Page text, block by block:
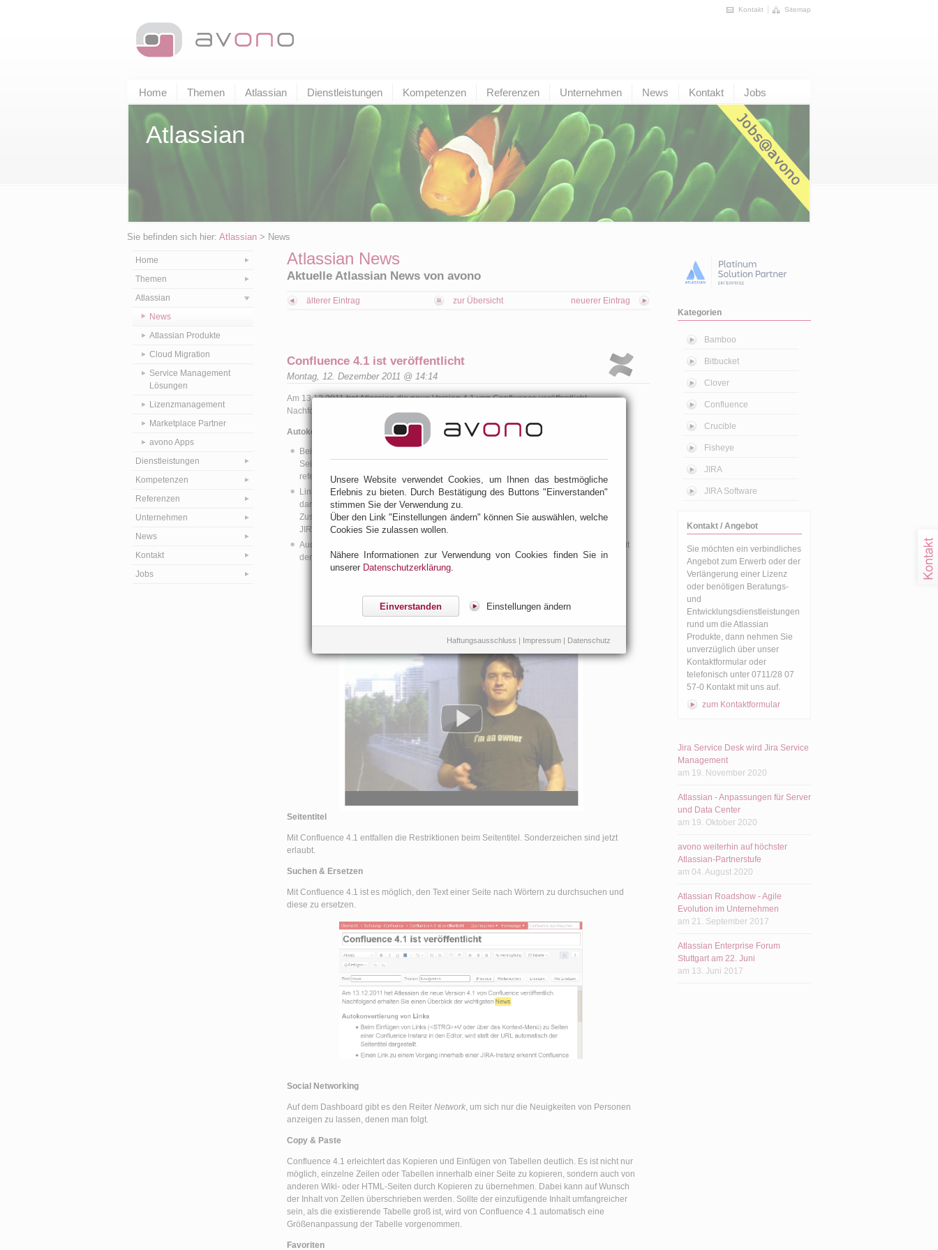
Kontakt Sitemap
Home Themen Atlassian Dienstleistungen Kompetenzen Referenzen Unternehmen News Kontakt Jobs
Atlassian
Sie befinden sich hier: Atlassian > News
Home
Themen
Atlassian
News
Atlassian Produkte
Cloud Migration
Service Management
Lösungen
Lizenzmanagement
Marketplace Partner
avono Apps
Dienstleistungen
Kompetenzen
Referenzen
Unternehmen
News
Kontakt
Jobs
Atlassian News
Aktuelle Atlassian News von avono
älterer Eintrag neuerer Eintrag
zur Übersicht
Confluence 4.1 ist veröffentlicht
Montag, 12. Dezember 2011 @ 14:14
Am 13.12.2011 hat Atlassian die neue Version 4.1 von Confluence veröffentlicht.
Nachfolgend erhalten Sie einen Überblick der wichtigsten Neuerungen.
Autokonvertierung von Links
Beim Einfügen von Links (<STRG>+V oder über das Kontext-Menü) zu anderen Wiki-
Seiten wird statt der URL automatisch der Seitentitel dargestellt. Benennt man die
referenzierten Seiten um, so wird der Link automatisch angepasst.
Links zu Vorgängen im JIRA werden ebenfalls erkannt und als als JIRA-Makro
dargestellt. Der Leser erhält damit zum Schlüssel des Vorgangs auch die
Zusammenfassung und den Status angezeigt. Links zu Ergebnissen von Suchen in
JIRA werden automatisch als Tabelle dargestellt.
Auch die Links zu Seiten bei YouTube, flickr oder Google Maps werden automatisch mit
dem jeweiligen zugehörigen Makro dargestellt.
Seitentitel
Mit Confluence 4.1 entfallen die Restriktionen beim Seitentitel. Sonderzeichen sind jetzt
erlaubt.
Suchen & Ersetzen
Mit Confluence 4.1 ist es möglich, den Text einer Seite nach Wörtern zu durchsuchen und
diese zu ersetzen.
Social Networking
Auf dem Dashboard gibt es den Reiter Network, um sich nur die Neuigkeiten von Personen
anzeigen zu lassen, denen man folgt.
Copy & Paste
Confluence 4.1 erleichtert das Kopieren und Einfügen von Tabellen deutlich. Es ist nicht nur
möglich, einzelne Zeilen oder Tabellen innerhalb einer Seite zu kopieren, sondern auch von
anderen Wiki- oder HTML-Seiten durch Kopieren zu übernehmen. Dabei kann auf Wunsch
der Inhalt von Zellen überschrieben werden. Sollte der einzufügende Inhalt umfangreicher
sein, als die existierende Tabelle groß ist, wird von Confluence 4.1 automatisch eine
Größenanpassung der Tabelle vorgenommen.
Favoriten
Kategorien
Bamboo
Bitbucket
Clover
Confluence
Crucible
Fisheye
JIRA
JIRA Software
Kontakt / Angebot
Sie möchten ein verbindliches
Angebot zum Erwerb oder der
Verlängerung einer Lizenz
oder benötigen Beratungs-
und
Entwicklungsdienstleistungen
rund um die Atlassian
Produkte, dann nehmen Sie
unverzüglich über unser
Kontaktformular oder
telefonisch unter 0711/28 07
57-0 Kontakt mit uns auf.
zum Kontaktformular
Jira Service Desk wird Jira Service
Management
am 19. November 2020
Atlassian - Anpassungen für Server
und Data Center
am 19. Oktober 2020
avono weiterhin auf höchster
Atlassian-Partnerstufe
am 04. August 2020
Atlassian Roadshow - Agile
Evolution im Unternehmen
am 21. September 2017
Atlassian Enterprise Forum
Stuttgart am 22. Juni
am 13. Juni 2017
Unsere Website verwendet Cookies, um Ihnen das bestmögliche
Erlebnis zu bieten. Durch Bestätigung des Buttons "Einverstanden"
stimmen Sie der Verwendung zu.
Über den Link "Einstellungen ändern" können Sie auswählen, welche
Cookies Sie zulassen wollen.
Nähere Informationen zur Verwendung von Cookies finden Sie in
unserer Datenschutzerklärung.
Einverstanden Einstellungen ändern
Haftungsausschluss Impressum Datenschutz